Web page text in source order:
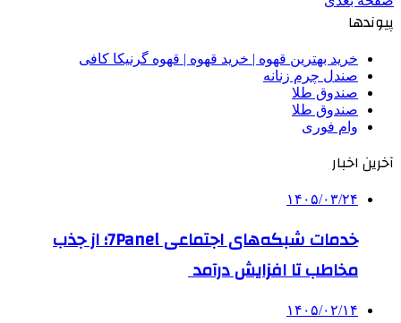
پیوندها
خرید بهترین قهوه | خرید قهوه | قهوه گرنیکا کافی
صندل چرم زنانه
صندوق طلا
صندوق طلا
وام فوری
آخرین اخبار
۱۴۰۵/۰۳/۲۴
خدمات شبکه‌های اجتماعی 7Panel؛ از جذب
مخاطب تا افزایش درآمد
۱۴۰۵/۰۲/۱۴